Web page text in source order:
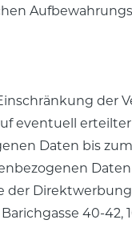
der
eventuell
Daten bis
40-42,